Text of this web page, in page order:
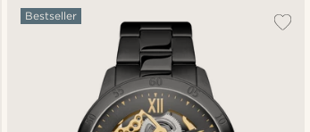
Nieuwste
Goedkoopste
Duurste
Bestseller